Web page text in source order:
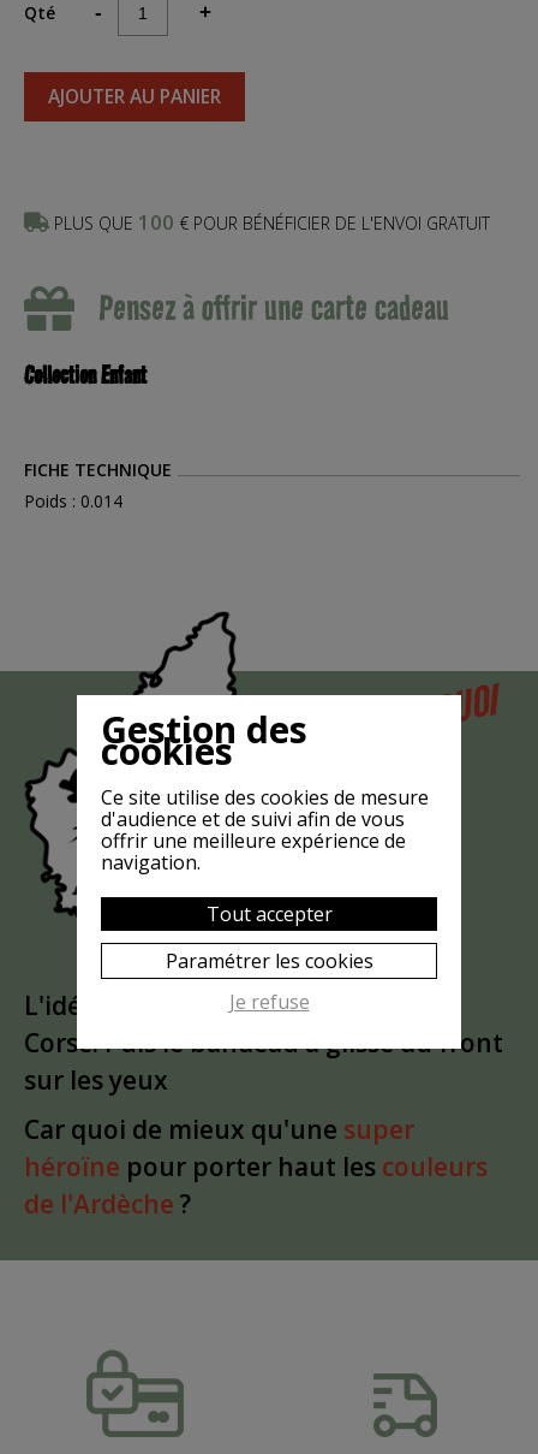
Qté - +
AJOUTER AU PANIER
PLUS QUE 100 € POUR BÉNÉFICIER DE L'ENVOI GRATUIT
Pensez à offrir une carte cadeau
Collection Enfant
FICHE TECHNIQUE
Poids : 0.014
MAIS POURQUOI
LA CHÈVRE
EST-ELLE
MASQUÉE
L'idée est partie d'unclin d'oeil
Corse. Puis le bandeau a glissé du front
sur les yeux
Car quoi de mieux qu'une super
héroïne pour porter haut les couleurs
de l'Ardèche ?
Gestion des
cookies
Ce site utilise des cookies de mesure
d'audience et de suivi afin de vous
offrir une meilleure expérience de
navigation.
Tout accepter
Paramétrer les cookies
Je refuse